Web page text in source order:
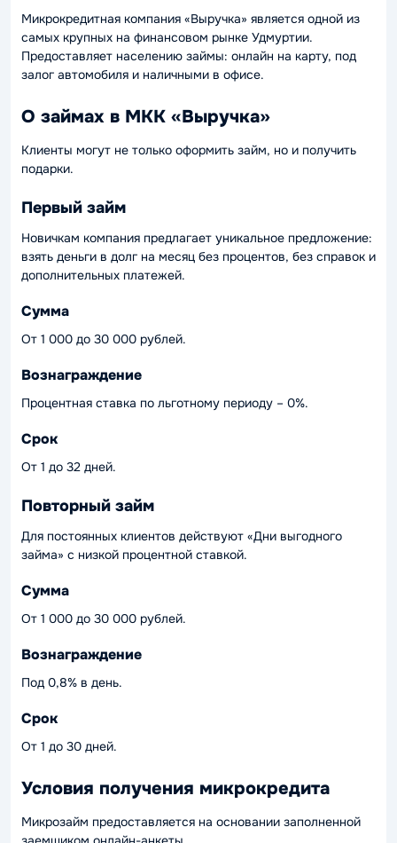
Микрокредитная компания «Выручка» является одной из
самых крупных на финансовом рынке Удмуртии.
Предоставляет населению займы: онлайн на карту, под
залог автомобиля и наличными в офисе.
О займах в МКК «Выручка»
Клиенты могут не только оформить займ, но и получить
подарки.
Первый займ
Новичкам компания предлагает уникальное предложение:
взять деньги в долг на месяц без процентов, без справок и
дополнительных платежей.
Сумма
От 1 000 до 30 000 рублей.
Вознаграждение
Процентная ставка по льготному периоду – 0%.
Срок
От 1 до 32 дней.
Повторный займ
Для постоянных клиентов действуют «Дни выгодного
займа» с низкой процентной ставкой.
Сумма
От 1 000 до 30 000 рублей.
Вознаграждение
Под 0,8% в день.
Срок
От 1 до 30 дней.
Условия получения микрокредита
Микрозайм предоставляется на основании заполненной